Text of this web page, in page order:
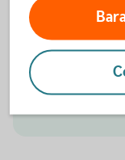
förmögenheter
välstånd. Därför
plats oss.
och finansiella